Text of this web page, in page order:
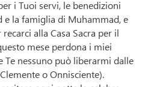
i Tuoi servi, le benedizioni
e la famiglia di Muhammad, e
alla Casa Sacra per il
mese perdona i miei
Te nessuno può liberarmi dalle
o Onnisciente).